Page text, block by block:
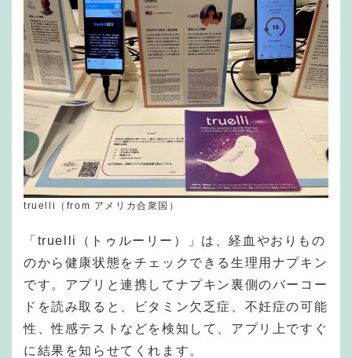
truelli（from アメリカ合衆国）
「truelli（トゥルーリー）」は、経血やおりもの
のから健康状態をチェックできる生理用ナプキン
です。アプリと連携してナプキン裏側のバーコー
ドを読み取ると、ビタミン欠乏症、不妊症の可能
性、性感テストなどを検知して、アプリ上ですぐ
に結果を知らせてくれます。